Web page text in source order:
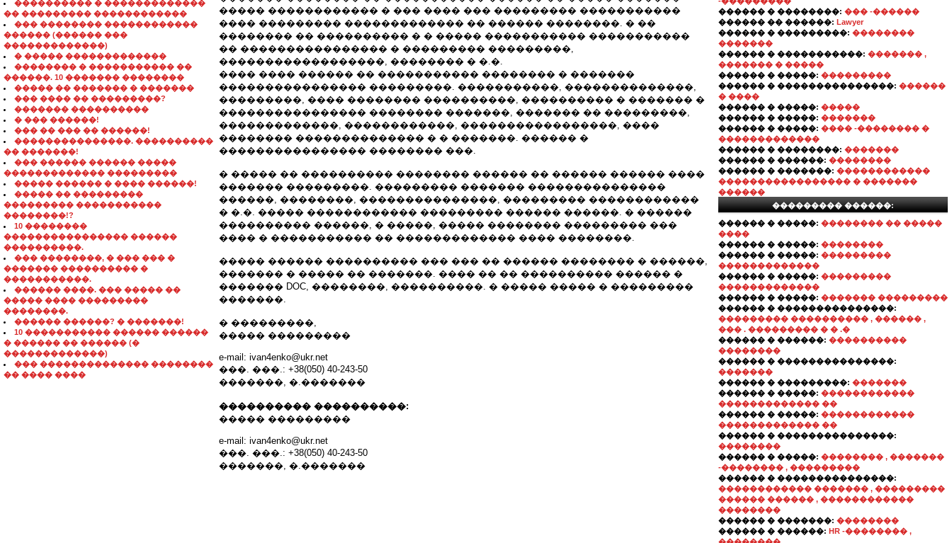
���������� � �������������
�� ��������� ������������
��� �������� ������������
������ (������ ���
�������������)
� ����� �������������
�������� � ����������� ��
������. 10 ������� ��������
����� �� ������� � �������
��� ���� �� ���������?
������� ����������
� ��� ������!
��� �� ��� �� ������!
���������������. ����������
�� �������!
��� ������ ������ �����
������������� ���������
����� ������ � ���� ������!
����� �� ���������
��������� �����������
��������!?
10 ��������
���������������� ������
����������.
��� ��������, � ��� ��� �
������� ���������� �
�����������.
������ ����. ��� ����� ��
����� ���� ���������
��������.
������ ������? � �������!
10 ����������� ������ ������
� ������ �� ������ (�
�������������)
��� �������������� ��������
�� ���� ����
����� ������������ � ��� ���� ��� ��������� �����������
���� ��������� ������������� �� ������ ��������. � ��
�������� �� ���������� � � ����� ����������� �����������
�� ���������������� � ��������� ���������,
������������������, �������� � �.�.
���� ���� ������ �� ����������� �������� � �������
���������������� ���������. �����������, ��������������,
���������, ���� �������� ����������, ���������� � ������� �
���������������� �������� �������, ������� �� ���������,
�������������, ������������, �����������������, ����
�������� �������������� � � �������. ������ �
���������������� �������� ���.
� ����� �� ���������� �������� ������ �� ������ ������ ����
������� ���������. ��������� ������� ���������������
������, ��������, ���������������, ��������� ������������
� �.�. ����� ������������ ��������� ������ ������. � ������
���������� ������, � �����, ����� �������� ��������� ���
���� � ����������� �� ������������� ���� ��������.
����� ������ ���������� ��� ��� �� ������ �������� � ������,
������� � ����� �� �������. ���� �� �� ���������� ������ �
������� DOC, ��������, ����������. � ����� ����� � ���������
�������.
� ���������,
����� ���������
e-mail: ivan4enko@ukr.net
���. ���.: +38(050) 40-243-50
�������, �.�������
���������� ����������:
����� ���������
e-mail: ivan4enko@ukr.net
���. ���.: +38(050) 40-243-50
�������, �.�������
������ � ��������: ��� -������
������ �� ������: Lawyer
������ � ���������: ��������
�������
������ � �����������: ������� ,
������� � �����
������ � �����: ���������
������ � ���������������: ������
� ����
������ � �����: �����
������ � �����: �������
������ � �����: ���� -�������� �
�������������
������ � ��������: �������
������ � ������: ��������
������ � �������: ������������
����������������� � �������
������
��������� ������:
������ � �����: �������� �� �����
����
������ � �����: ��������
������ � �����: ���������
�������������
������ � �����: ���������
�������������
������ � �����: ������� ���������
������ � ���������������:
��������� ���������� , ������ ,
��� . ��������� � � .�
������ � ������: ����������
��������
������ � ���������������:
�������
������ � ���������: �������
������ � �����: ������������
������������� ��
������ � �����: ������������
������������� ��
������ � ���������������:
��������
������ � �����: �������� , �������
-�������� , ���������
������ � ���������������:
������������ ������� , ���������
������ ������ , ������������
��������
������ � �������: ��������
������ � ������: HR -�������� ,